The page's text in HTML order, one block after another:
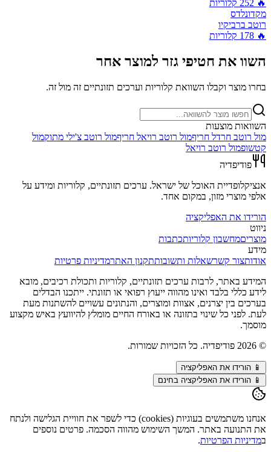
🔥
252 קלוריות
מקדונלדס
רוטב ברביקיו
🔥
178 קלוריות
השוו את חטיפי גזר למוצר אחר
בחרו מוצר וקבלו השוואת קלוריות וערכים תזונתיים זה מול זה.
השוואות מוצעות
מול רוטב חרדל חריףמול רוטב רויאל חריףמול רוטב צ'ילי מתוקמול
קטשופמול רוטב רויאל
פודיפדיה
אנציקלופדיית האוכל של ישראל. ערכים תזונתיים, קלוריות ומידע על
אלפי מוצרי מזון, במקום אחד.
הורידו את האפליקציה
ניווט
מוצריםמחשבון קלוריותכתבות
מידע
אודותצור קשרשאלות ותשובותתקנון האתרמדיניות פרטיות
המידע באתר, לרבות ערכים תזונתיים, קלוריות ותכולת רכיבים, מובא
לידע כללי בלבד ואינו מהווה ייעוץ רפואי או תזונתי. ייתכנו הבדלים
בערכים בין יצרנים, אצוות ומוצרים, והנתונים עשויים להשתנות מעת
לעת. לפני כל שינוי בתזונה או באורח החיים מומלץ להיוועץ באיש מקצוע
מוסמך.
©
2026 פודיפדיה. כל הזכויות שמורות.
📱 הורידו את האפליקציה
📱 הורידו את האפליקציה בחינם
אנחנו משתמשים בעוגיות (cookies) כדי לשפר את חוויית הגלישה ולנתח
את התנועה באתר. המשך השימוש מהווה הסכמה. פרטים נוספים
במדיניות הפרטיות.